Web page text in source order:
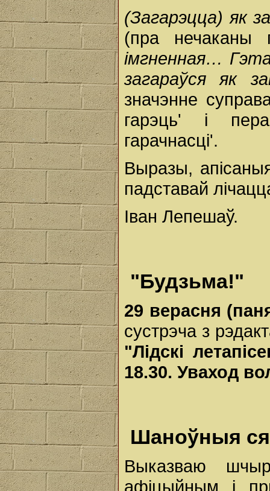
(Загарэцца) як
(пра нечаканы
імгненная…
загараўся як
значэнне
гарэць' і
гарачнасці'.
Выразы,
падставай
Іван Лепешаў.
"Будзьма!"
29 верасня
сустрэча з
"Лідскі
18.30. Уваход
Шаноўныя
Выказваю
афіцыйным і